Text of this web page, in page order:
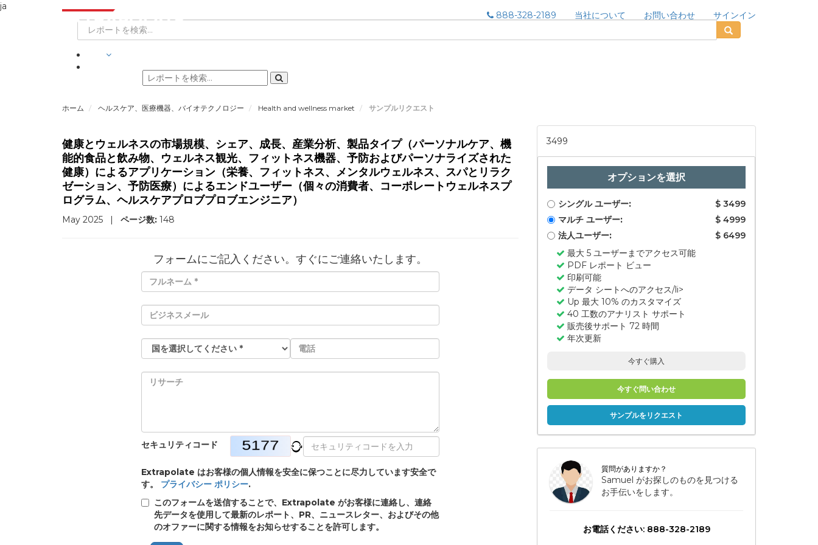
ja
888-328-2189
当社について お問い合わせ サインイン
ホーム ヘルスケア、医療機器、バイオテクノロジー Health and wellness market サンプルリクエスト
健康とウェルネスの市場規模、シェア、成長、産業分析、製品タイプ（パーソナルケア、機
能的食品と飲み物、ウェルネス観光、フィットネス機器、予防およびパーソナライズされた
健康）によるアプリケーション（栄養、フィットネス、メンタルウェルネス、スパとリラク
ゼーション、予防医療）によるエンドユーザー（個々の消費者、コーポレートウェルネスプ
ログラム、ヘルスケアプロブプロブエンジニア）
May 2025 | ページ数: 148
フォームにご記入ください。すぐにご連絡いたします。
セキュリティコード
Extrapolate はお客様の個人情報を安全に保つことに尽力しています安全で
す。 プライバシー ポリシー.
このフォームを送信することで、Extrapolate がお客様に連絡し、連絡
先データを使用して最新のレポート、PR、ニュースレター、およびその他
のオファーに関する情報をお知らせすることを許可します。
3499
オプションを選択
シングル ユーザー:
$ 3499
マルチ ユーザー:
$ 4999
法人ユーザー:
$ 6499
最大 5 ユーザーまでアクセス可能
PDF レポート ビュー
印刷可能
データ シートへのアクセス/li>
Up 最大 10% のカスタマイズ
40 工数のアナリスト サポート
販売後サポート 72 時間
年次更新
今すぐ購入
今すぐ問い合わせ
サンプルをリクエスト
質問がありますか？
Samuel がお探しのものを見つける
お手伝いをします。
お電話ください: 888-328-2189